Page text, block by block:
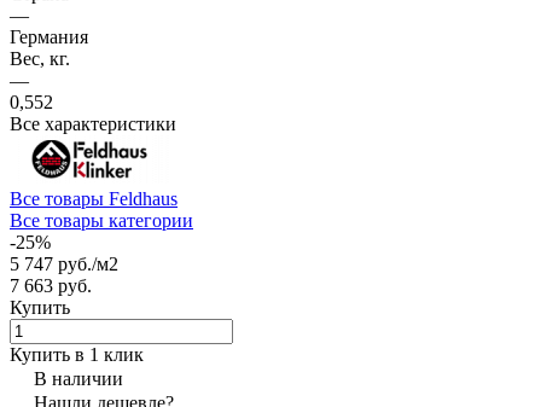
—
Германия
Вес, кг.
—
0,552
Все характеристики
Все товары Feldhaus
Все товары категории
-25%
5 747 руб./м2
7 663 руб.
Купить
Купить в 1 клик
В наличии
Нашли дешевле?